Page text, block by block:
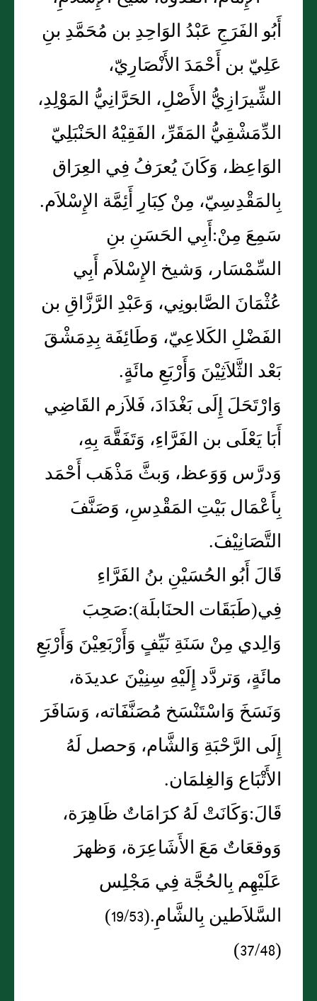
أَبُو الفَرَجِ عَبْدُ الوَاحِدِ بن مُحَمَّدِ بنِ
عَلِيّ بن أَحْمَدَ الأَنْصَارِيّ،
الشِّيرَازِيُّ الأَصْلِ، الحَرَّانِيُّ المَوْلِدِ،
الدِّمَشْقِيُّ المَقَرِّ، الفَقِيْهُ الحَنْبَلِيّ
الوَاعِظ، وَكَانَ يُعرَفُ فِي العِرَاق
بِالمَقْدِسِيّ، مِنْ كِبَارِ أَئِمَّة الإِسْلاَم.
سَمِعَ مِنْ:أَبِي الحَسَنِ بنِ
السِّمْسَار، وَشيخ الإِسْلاَم أَبِي
عُثْمَانَ الصَّابونِي، وَعَبْدِ الرَّزَّاقِ بن
الفَضْلِ الكَلاعِيّ، وَطَائِفَة بِدِمَشْقَ
بَعْد الثَّلاَثِيْنَ وَأَرْبَعِ مائَةٍ.
وَارْتَحَلَ إِلَى بَغْدَادَ، فَلاَزم القَاضِي
أَبَا يَعْلَى بن الفَرَّاءِ، وَتَفَقَّهَ بِهِ،
وَدرَّس وَوَعظ، وَبثَّ مَذْهَب أَحْمَد
بِأَعْمَال بَيْتِ المَقْدِسِ، وَصَنَّفَ
التَّصَانِيْفَ.
قَالَ أَبُو الحُسَيْنِ بنُ الفَرَّاءِ
فِي(طَبَقَات الحنَابلَة):صَحِبَ
وَالِدي مِنْ سَنَةِ نَيِّفٍ وَأَرْبَعِيْنَ وَأَرْبَعِ
مائَةٍ، وَتردَّد إِلَيْهِ سِنِيْنَ عديدَة،
وَنَسَخَ وَاسْتَنْسَخ مُصَنَّفَاته، وَسَافَرَ
إِلَى الرَّحْبَةِ وَالشَّام، وَحصل لَهُ
الأَتْبَاع وَالغِلمَان.
قَالَ:وَكَانَتْ لَهُ كرَامَاتٌ ظَاهِرَة،
وَوقعَاتٌ مَعَ الأَشَاعِرَة، وَظهرَ
عَلَيْهِم بِالحُجَّة فِي مَجْلِس
السَّلاَطين بِالشَّامِ.(19/53)
(37/48)